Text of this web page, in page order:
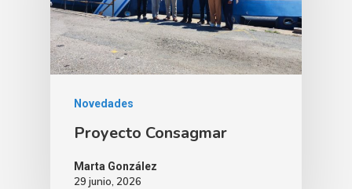
Novedades
Proyecto Consagmar
Marta González
29 junio, 2026